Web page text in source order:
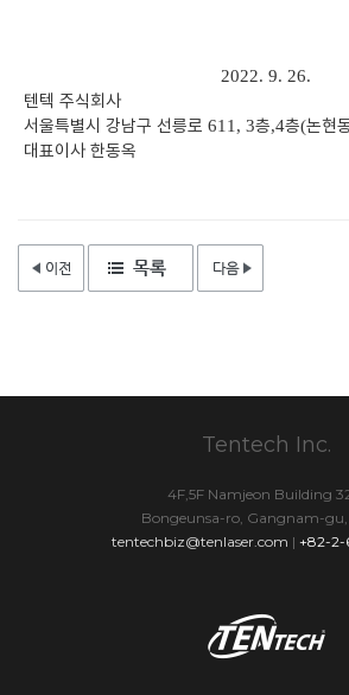
2022. 9. 26.
텐텍 주식회사
서울특별시 강남구 선릉로 611, 3층,4층(논현
대표이사 한동옥
Tentech Inc.
4F,5F Namjeon Building
Bongeunsa-ro, Gangnam-gu,
tentechbiz@tenlaser.com | +82-2-